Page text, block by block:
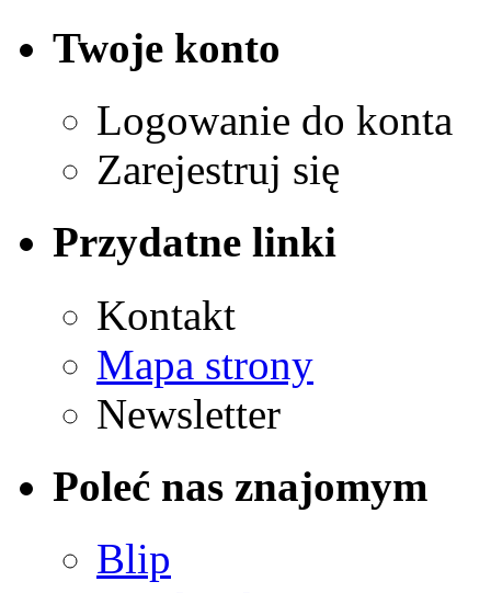
Twoje konto
Logowanie do konta
Zarejestruj się
Przydatne linki
Kontakt
Mapa strony
Newsletter
Poleć nas znajomym
Blip